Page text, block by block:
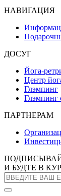
НАВИГАЦИЯ
ДОСУГ
Йога-
Центр
Глэмпинг
Глэмпинг
ПАРТНЕРАМ
И БУДТЕ В